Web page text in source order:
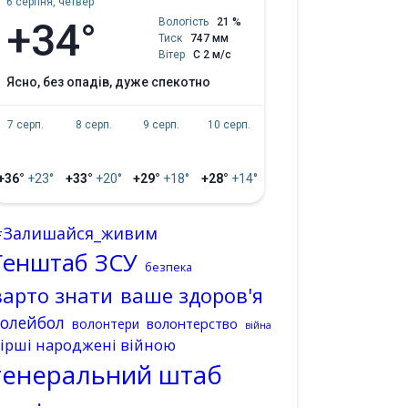
+34° Вологість
21 %
Тиск
747 мм
Вітер
С 2 м/с
ясно, без опадів, дуже спекотно
7 серп.
+23°
8 серп.
+33° +20°
9 серп.
+29° +18°
10 серп.
+28° +14°
ЗСУ безпека
знати ваше здоров'я
волонтери волонтерство війна
народжені війною
штаб